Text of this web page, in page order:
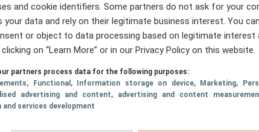
and cookie identifiers. Some partners do not ask for your
your data and rely on their legitimate business interest. You
or object to data processing based on legitimate interest
on “Learn More” or in our Privacy Policy on this website.
partners process data for the following purposes:
, Functional , Information storage on device, Marketing,
advertising and content, advertising and content
and services development
pizza a la Sinterklaas
loopt bij ons in de mond als we denken aan de
sesam-korst van Toni Loco’s